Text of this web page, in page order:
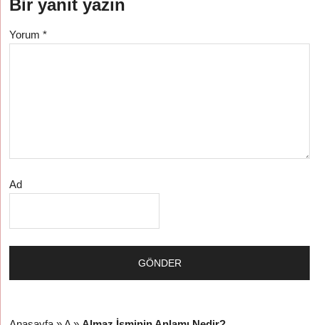
Bir yanıt yazın
Yorum*
Ad